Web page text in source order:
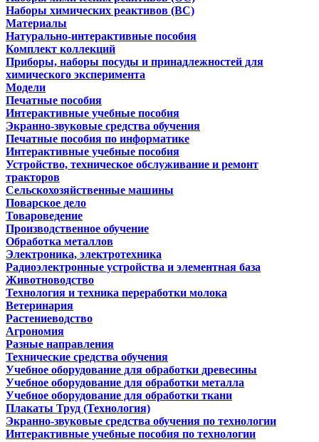
Наборы химических реактивов (ВС)
Материалы
Натурально-интерактивные пособия
Комплект коллекций
Приборы, наборы посуды и принадлежностей для
химического эксперимента
Модели
Печатные пособия
Интерактивные учебные пособия
Экранно-звуковые средства обучения
Печатные пособия по информатике
Интерактивные учебные пособия
Устройство, техническое обслуживание и ремонт
тракторов
Сельскохозяйственные машины
Поварское дело
Товароведение
Производственное обучение
Обработка металлов
Электроника, электротехника
Радиоэлектронные устройства и элементная база
Животноводство
Технология и техника переработки молока
Ветеринария
Растениеводство
Агрономия
Разные направления
Технические средства обучения
Учебное оборудование для обработки древесины
Учебное оборудование для обработки металла
Учебное оборудование для обработки ткани
Плакаты Труд (Технология)
Экранно-звуковые средства обучения по технологии
Интерактивные учебные пособия по технологии